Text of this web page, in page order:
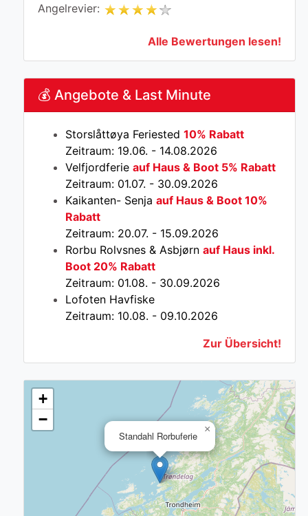
Angelrevier:
Alle Bewertungen lesen!
💰 Angebote & Last Minute
Storslåttøya Feriested 10% Rabatt
Zeitraum: 19.06. - 14.08.2026
Velfjordferie auf Haus & Boot 5% Rabatt
Zeitraum: 01.07. - 30.09.2026
Kaikanten- Senja auf Haus & Boot 10%
Rabatt
Zeitraum: 20.07. - 15.09.2026
Rorbu Rolvsnes & Asbjørn auf Haus inkl.
Boot 20% Rabatt
Zeitraum: 01.08. - 30.09.2026
Lofoten Havfiske
Zeitraum: 10.08. - 09.10.2026
Zur Übersicht!
Standahl Rorbuferie
×
+
−